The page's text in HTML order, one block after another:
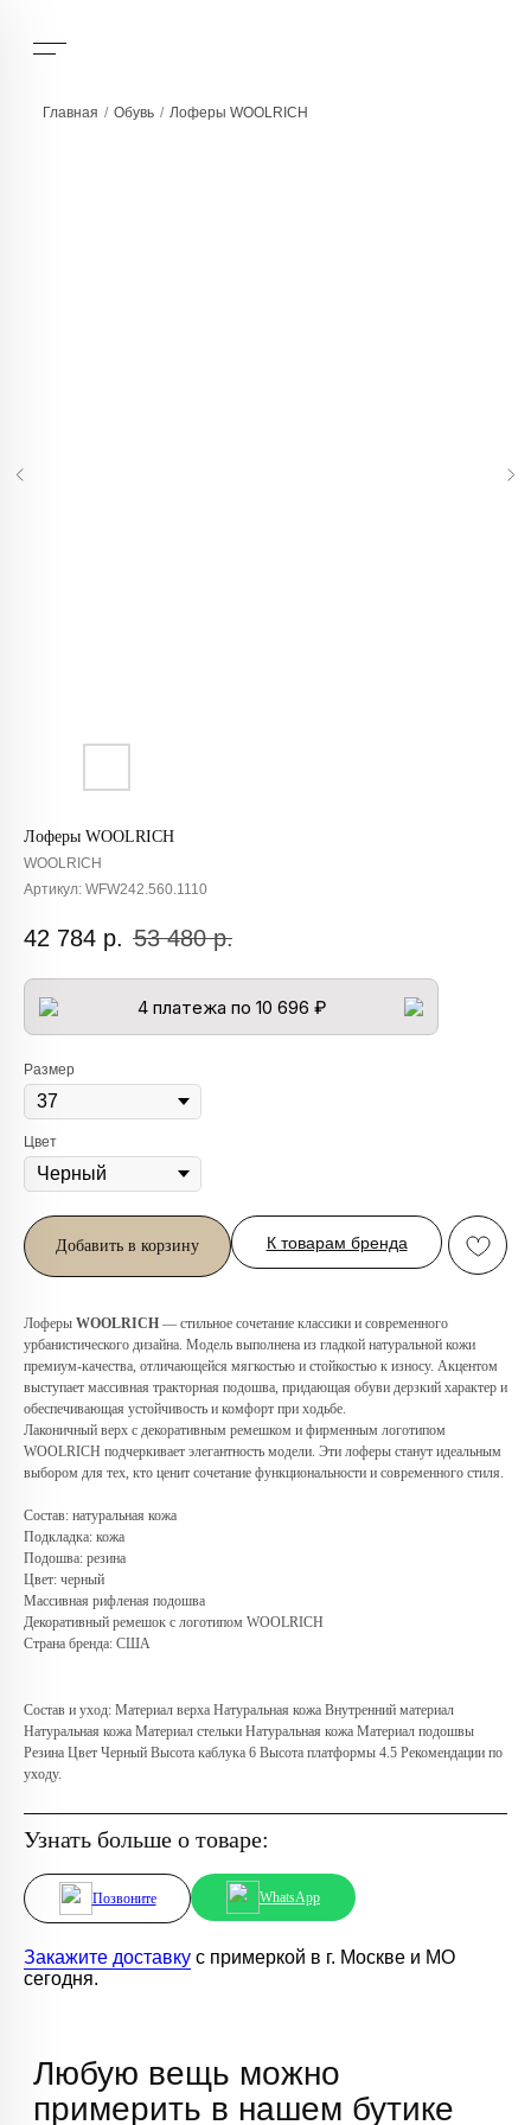
Главная / Обувь / Лоферы WOOLRICH
Лоферы WOOLRICH
WOOLRICH
Артикул: WFW242.560.1110
42 784 р. 53 480 р.
4 платежа по 10 696 ₽
Размер
Цвет
Добавить в корзину К товарам бренда
Лоферы WOOLRICH — стильное сочетание классики и современного
урбанистического дизайна. Модель выполнена из гладкой натуральной кожи
премиум-качества, отличающейся мягкостью и стойкостью к износу. Акцентом
выступает массивная тракторная подошва, придающая обуви дерзкий характер и
обеспечивающая устойчивость и комфорт при ходьбе.
Лаконичный верх с декоративным ремешком и фирменным логотипом
WOOLRICH подчеркивает элегантность модели. Эти лоферы станут идеальным
выбором для тех, кто ценит сочетание функциональности и современного стиля.
Состав: натуральная кожа
Подкладка: кожа
Подошва: резина
Цвет: черный
Массивная рифленая подошва
Декоративный ремешок с логотипом WOOLRICH
Страна бренда: США
Состав и уход: Материал верха Натуральная кожа Внутренний материал
Натуральная кожа Материал стельки Натуральная кожа Материал подошвы
Резина Цвет Черный Высота каблука 6 Высота платформы 4.5 Рекомендации по
уходу.
Узнать больше о товаре:
Позвоните WhatsApp
Закажите доставку с примеркой в г. Москве и МО
сегодня.
Любую вещь можно
примерить в нашем бутике
в ТРЦ «Афимолл»
Адрес:Москва, Пресненская наб.,
д.2, ТРЦ «Афимолл», 1 этаж
Телефон: +7 (966) 019-41-76